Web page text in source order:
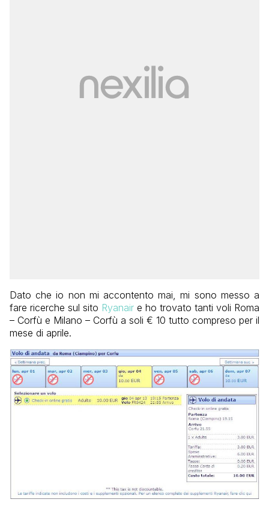
Dato che io non mi accontento mai, mi sono messo a
fare ricerche sul sito Ryanair e ho trovato tanti voli Roma
– Corfù e Milano – Corfù a soli € 10 tutto compreso per il
mese di aprile.